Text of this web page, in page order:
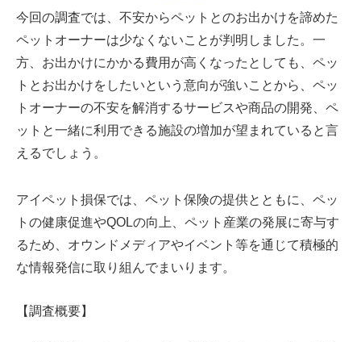
今回の調査では、不安からペットとのお出かけを諦めた
ペットオーナーは少なくないことが判明しました。一
方、お出かけにかかる費用が高くなったとしても、ペッ
トとお出かけをしたいという意向が強いことから、ペッ
トオーナーの不安を解消するサービスや商品の開発、ペ
ットと一緒に利用できる施設の増加が望まれていると言
えるでしょう。
アイペット損保では、ペット保険の提供とともに、ペッ
トの健康促進やQOLの向上、ペット産業の発展に寄与す
るため、オウンドメディアやイベント等を通じて積極的
な情報発信に取り組んでまいります。
【調査概要】